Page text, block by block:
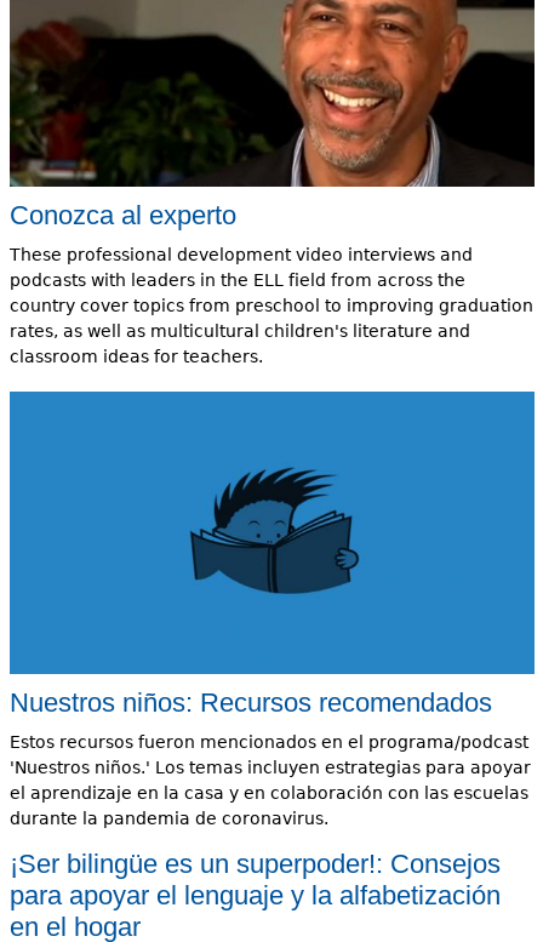
Conozca al experto
These professional development video interviews and
podcasts with leaders in the ELL field from across the
country cover topics from preschool to improving graduation
rates, as well as multicultural children's literature and
classroom ideas for teachers.
Nuestros niños: Recursos recomendados
Estos recursos fueron mencionados en el programa/podcast
'Nuestros niños.' Los temas incluyen estrategias para apoyar
el aprendizaje en la casa y en colaboración con las escuelas
durante la pandemia de coronavirus.
¡Ser bilingüe es un superpoder!: Consejos
para apoyar el lenguaje y la alfabetización
en el hogar